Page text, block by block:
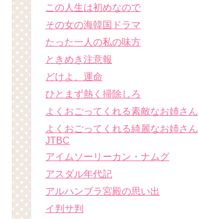
この人生は初めなので
その女の海韓国ドラマ
たった一人の私の味方
ときめき注意報
どけよ、運命
ひとまず熱く掃除しろ
よくおごってくれる素敵なお姉さん
よくおごってくれる綺麗なお姉さん
JTBC
アイムソーリーカン・ナムグ
アスダル年代記
アルハンブラ宮殿の思い出
イ判サ判